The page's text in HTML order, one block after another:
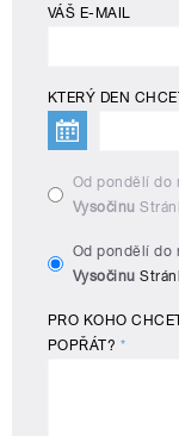
VÁŠ E-MAIL
KTERÝ DEN
Od pondělí do
Vysočinu
Od pondělí do
Vysočinu
PRO KOHO
POPŘÁT? *